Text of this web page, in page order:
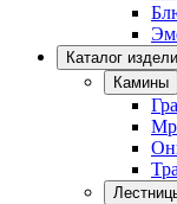
Каталог
Камины